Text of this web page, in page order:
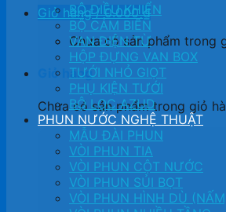
Giỏ hàng /0.000₫
Chưa có sản phẩm trong
Giỏ hàng
Chưa có sản phẩm trong giỏ
BỘ ĐIỀU KHIỂN
BỘ CẢM BIẾN
VAN ĐIỆN TỪ
HỘP ĐỰNG VAN BOX
TƯỚI NHỎ GIỌT
PHỤ KIỆN TƯỚI
BỘ LỌC AZUD
PHUN NƯỚC NGHỆ THUẬT
MẪU ĐÀI PHUN
VÒI PHUN TIA
VÒI PHUN CỘT NƯỚC
VÒI PHUN SỦI BỌT
VÒI PHUN HÌNH DÙ